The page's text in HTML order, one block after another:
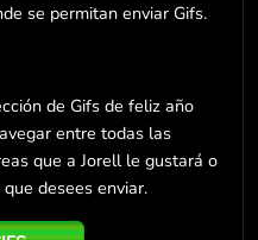
se permitan enviar Gifs.
de Gifs de feliz año
entre todas las
que a Jorell le gustará o
desees enviar.